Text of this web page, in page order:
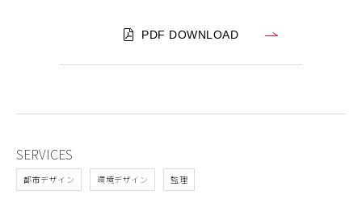
PDF DOWNLOAD
SERVICES
都市デザイン 環境デザイン 監理